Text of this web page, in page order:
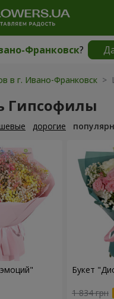
Франковск?
Франковск|
в г. Ивано-Франковск >
Гипсофилы
дорогие
Букет
1 834 грн